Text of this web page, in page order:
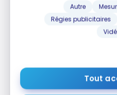
Autre
Régies publicitaires
Tout
Le hall d’entrée de l’hôtel